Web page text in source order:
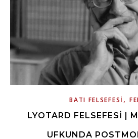
BATI FELSEFESI ,
LYOTARD FELSEFESI |
UFKUNDA